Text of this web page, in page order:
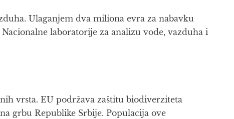
Ulaganjem dva miliona evra za nabavku
laboratorije za analizu vode, vazduha i
vrsta. EU podržava zaštitu biodiverziteta
grbu Republike Srbije. Populacija ove